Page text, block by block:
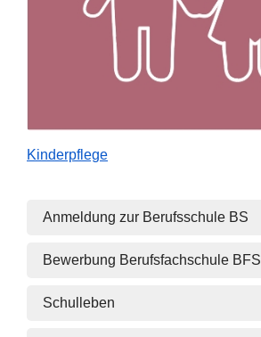
Kinderpflege
Anmeldung zur Berufsschule BS
Bewerbung Berufsfachschule BFS
Schulleben